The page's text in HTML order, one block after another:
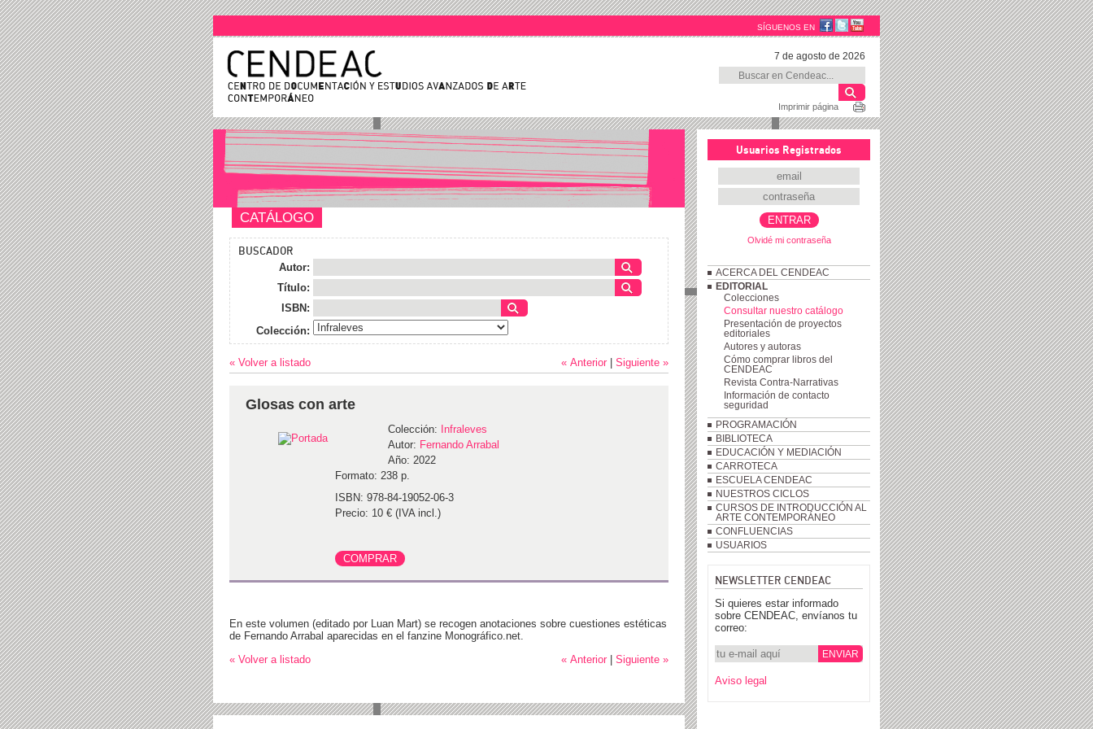
SÍGUENOS EN
7 de agosto de 2026
Imprimir página
Usuarios Registrados
Olvidé mi contraseña
ACERCA DEL CENDEAC
EDITORIAL
Colecciones
Consultar nuestro catálogo
Presentación de proyectos
editoriales
Autores y autoras
Cómo comprar libros del
CENDEAC
Revista Contra-Narrativas
Información de contacto
seguridad
PROGRAMACIÓN
BIBLIOTECA
EDUCACIÓN Y MEDIACIÓN
CARROTECA
ESCUELA CENDEAC
NUESTROS CICLOS
CURSOS DE INTRODUCCIÓN AL
ARTE CONTEMPORÁNEO
CONFLUENCIAS
USUARIOS
NEWSLETTER CENDEAC
Si quieres estar informado
sobre CENDEAC, envíanos tu
correo:
Aviso legal
CATÁLOGO
BUSCADOR
Autor:
Título:
ISBN:
Colección:
« Volver a listado Siguiente »
« Anterior
Glosas con arte
Colección: Infraleves
Autor: Fernando Arrabal
Año: 2022
Formato: 238 p.
ISBN: 978-84-19052-06-3
Precio: 10 € (IVA incl.)
En este volumen (editado por Luan Mart) se recogen anotaciones sobre cuestiones estéticas
de Fernando Arrabal aparecidas en el fanzine Monográfico.net.
« Volver a listado
Siguiente »
« Anterior